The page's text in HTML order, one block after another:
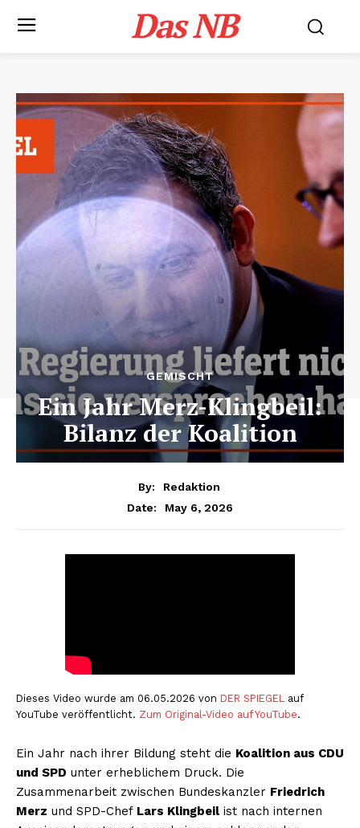
Das NB
GEMISCHT
Ein Jahr Merz-Klingbeil:
Bilanz der Koalition
By:
Redaktion
Date:
May 6, 2026
Dieses Video wurde am 06.05.2026 von DER SPIEGEL
auf
YouTube veröffentlicht. Zum Original-Video auf YouTube.
Ein Jahr nach ihrer Bildung steht die Koalition aus CDU
und SPD unter erheblichem Druck. Die
Zusammenarbeit zwischen Bundeskanzler Friedrich
Merz und SPD-Chef Lars Klingbeil ist nach internen